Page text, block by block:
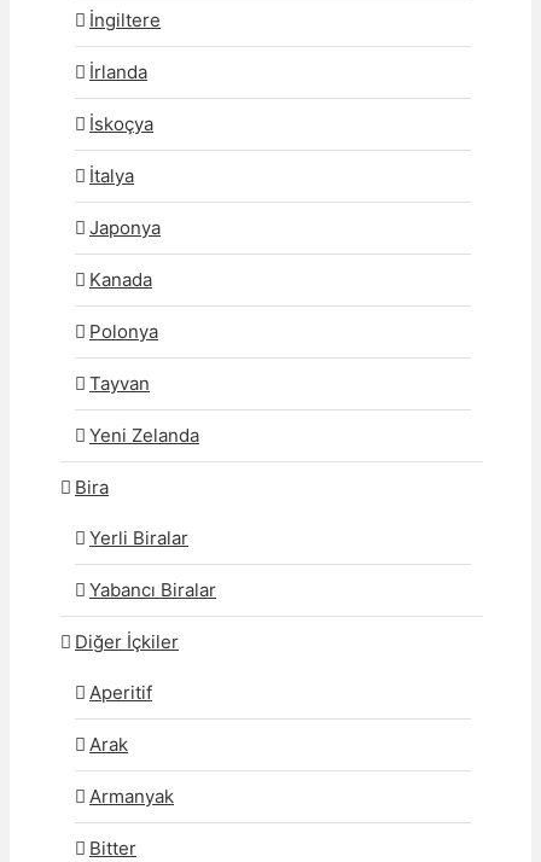
İngiltere
İrlanda
İskoçya
İtalya
Japonya
Kanada
Polonya
Tayvan
Yeni Zelanda
Bira
Yerli Biralar
Yabancı Biralar
Diğer İçkiler
Aperitif
Arak
Armanyak
Bitter